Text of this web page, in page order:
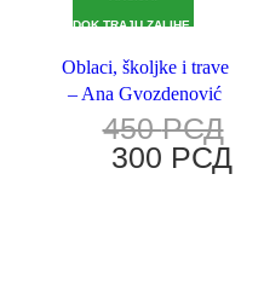
DOK TRAJU ZALIHE.
Oblaci, školjke i trave
– Ana Gvozdenović
450РСД
300 РСД